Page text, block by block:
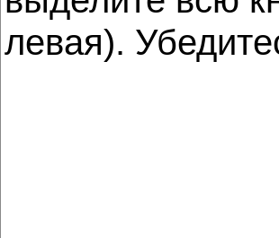
левая).